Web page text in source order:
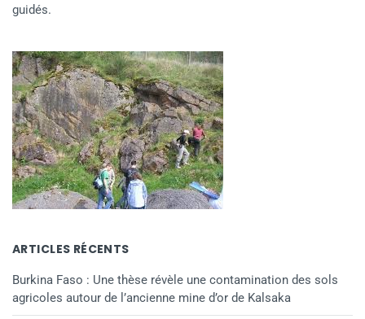
guidés.
ARTICLES RÉCENTS
Burkina Faso : Une thèse révèle une contamination des sols
agricoles autour de l’ancienne mine d’or de Kalsaka